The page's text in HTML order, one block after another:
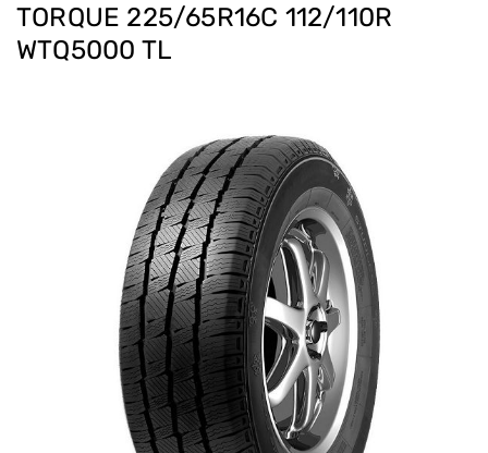
TORQUE 225/65R16C 112/110R
WTQ5000 TL